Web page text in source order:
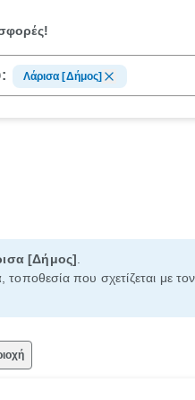
Λάρισα [Δήμος]
[Δήμος]
, τοποθεσία που σχετίζεται με